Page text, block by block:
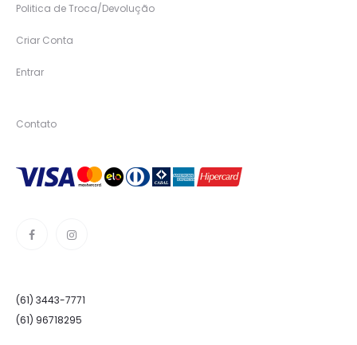
Politica de Troca/Devolução
Criar Conta
Entrar
Contato
(61) 3443-7771
(61) 96718295